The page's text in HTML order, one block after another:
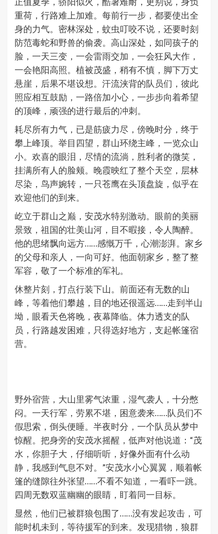
重荷，行路难上加难。每前行一步，都要使出全
身的力气。密林深处，蚊虫叮咬不说，还要时刻
防范毒蛇和野兽的偷袭。高山深处，如同孩子的
脸，一天三变，一会雷雨交加，一会狂风大作，
一会艳阳高照。植被茂盛，稍有不慎，脚下万丈
悬崖，后果不堪设想。汗流浃背的队员们，彼此
照应相互鼓励，一路倍加小心，一步步向着希望
的顶峰，顽强的进行最后的冲刺。
耗尽所有力气，已是筋疲力尽，傍晚时分，终于
攀上峰顶。举目四望，群山环绕主峰，一览众山
小。欢喜的眼泪，尽情的流淌，胜利者的微笑，
挂满所有人的脸颊。晚霞映红了整个天空，层林
尽染，鸟声婉转，一只苍鹰在头顶盘旋，似乎在
欢迎他们的到来。
屹立于群山之巅，安茂水特别激动。眼前的美丽
景致，祖国的壮美山河，目不暇接，令人陶醉。
他的思绪飘向远方……感慨万千，心潮澎湃。家乡
的父母和亲人，一向可好。他面朝家乡，整了整
军容，敬了一个标准的军礼。
休整片刻，打点行装下山。前面还有无数的山
峰，等着他们攀越，目的地还很遥远……走到半山
坳，眼看天色将晚，夜幕降临。体力透支的队
员，行路越发困难，只得选好地方，支起帐篷宿
营。
野外宿营，大山里雾气浓重，湿气袭人，十分憋
闷。一天行军，劳累不堪，困意袭来……队员们不
假思索，倒头便睡。半夜时分，一个队员从梦中
惊醒。把身旁的安茂水摇醒，低声对他说道：“茂
水，你胆子大，仔细听听，好像外面有什么动
静，我感到气息不对。”安茂水小心翼翼，顺着帐
篷的缝隙往外张望……不看不知道，一看吓一跳。
四周无数双蓝幽幽的眼睛，盯着同一目标。
显然，他们已被群狼包围了……没有发起攻击，可
能时机未到，等待援军的到来。发现猎物，狼群